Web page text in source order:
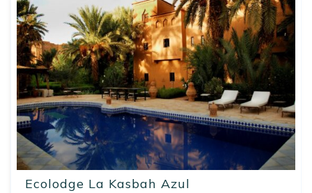
Ecolodge La Kasbah Azul